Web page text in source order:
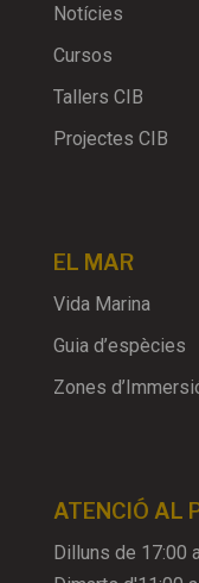
Notícies
Cursos
Tallers CIB
Projectes CIB
EL MAR
Vida Marina
Guia d’espècies
Zones
ATENCIÓ AL
Dilluns de 17:00